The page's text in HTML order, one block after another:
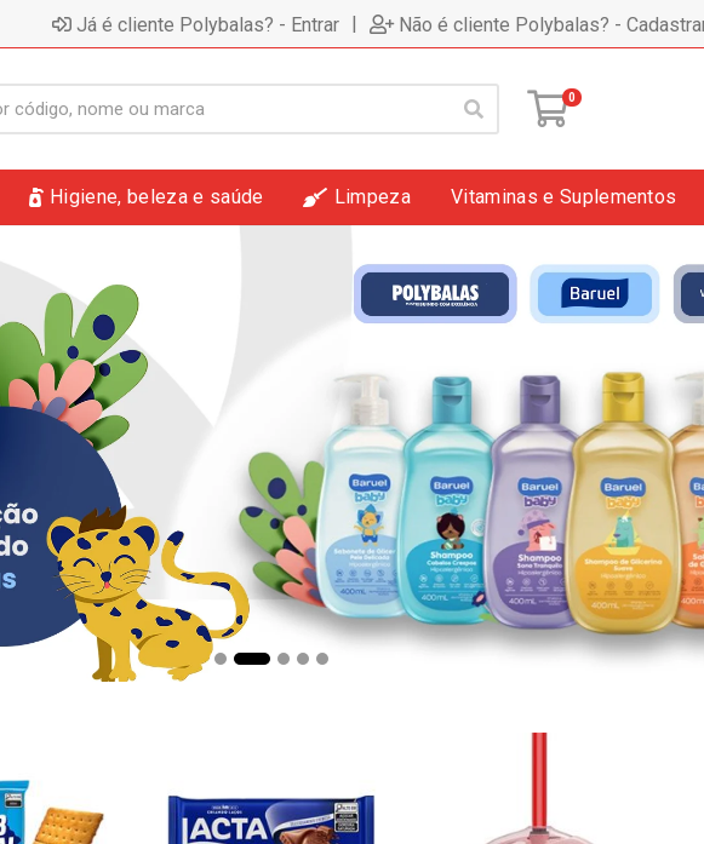
Já é cliente Polybalas? - Entrar | Não é cliente Polybalas? -
0
Higiene, beleza e saúde Limpeza Vitaminas e Suplementos